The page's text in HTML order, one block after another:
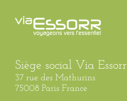
Siège social Via Essorr
37 rue des Mathurins
75008 Paris France